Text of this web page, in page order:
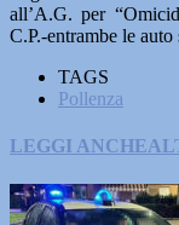
all’A.G. per
C.P.-entrambe le auto
TAGS
Pollenza
LEGGI ANCHE